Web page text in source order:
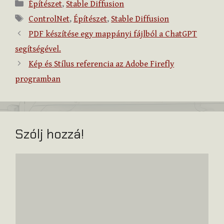
Építészet, Stable Diffusion
Címkék
ControlNet, Építészet, Stable Diffusion
PDF készítése egy mappányi fájlból a ChatGPT
segítségével.
Kép és Stílus referencia az Adobe Firefly
programban
Szólj hozzá!